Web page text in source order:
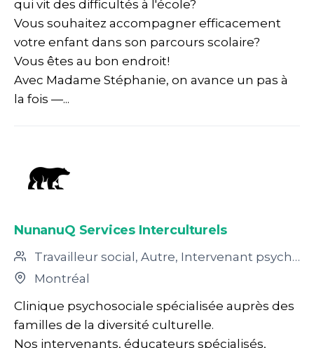
qui vit des difficultés à l'école? ​
Vous souhaitez accompagner efficacement
votre enfant dans son parcours scolaire?
Vous êtes au bon endroit!
Avec Madame Stéphanie, on avance un pas à
la fois —...
NunanuQ Services Interculturels
Travailleur social, Autre, Intervenant psychosocial, Médiateur familial, Orthopédagogue, Technicien en travail social, Thérapeute en relation d’aide, Éducateur spécialisé
Montréal
Clinique psychosociale spécialisée auprès des
familles de la diversité culturelle.
Nos intervenants, éducateurs spécialisés,